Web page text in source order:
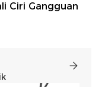
Ciri Gangguan